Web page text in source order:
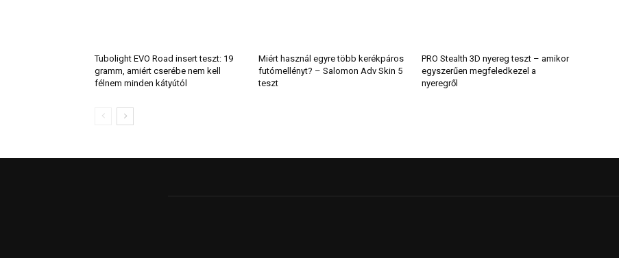
Tubolight EVO Road insert teszt: 19
gramm, amiért cserébe nem kell
félnem minden kátyútól
Miért használ egyre több kerékpáros
futómellényt? – Salomon Adv Skin 5
teszt
PRO Stealth 3D nyereg teszt – amikor
egyszerűen megfeledkezel a
nyeregről